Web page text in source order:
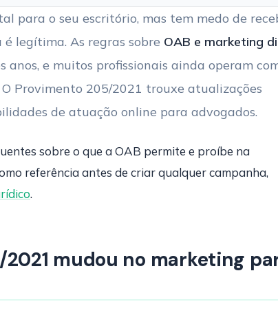
para o seu escritório, mas tem medo de
legítima. As regras sobre OAB e marketing
e muitos profissionais ainda operam
Provimento 205/2021 trouxe atualizações
de atuação online para advogados.
sobre o que a OAB permite e proíbe na
referência antes de criar qualquer campanha,
.
mudou no marketing